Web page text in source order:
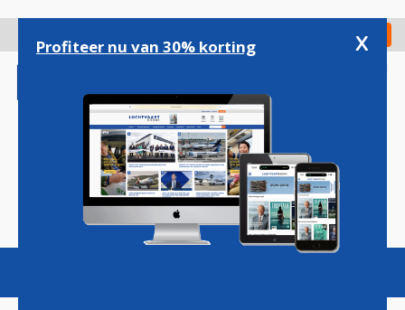
gaan
Check in
Magazine Podcasts Vacatures
Profiteer nu van 30% korting x